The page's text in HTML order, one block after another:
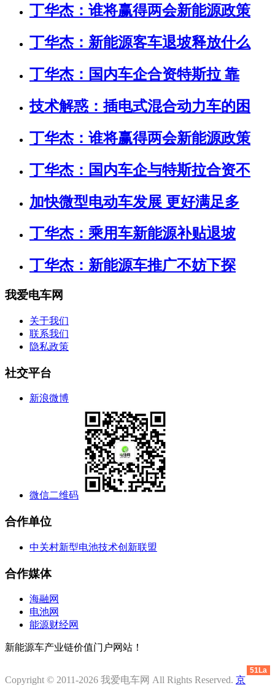
丁华杰：谁将赢得两会新能源政策
丁华杰：新能源客车退坡释放什么
丁华杰：国内车企合资特斯拉 靠
技术解惑：插电式混合动力车的困
丁华杰：谁将赢得两会新能源政策
丁华杰：国内车企与特斯拉合资不
加快微型电动车发展 更好满足多
丁华杰：乘用车新能源补贴退坡
丁华杰：新能源车推广不妨下探
我爱电车网
关于我们
联系我们
隐私政策
社交平台
新浪微博
微信二维码
合作单位
中关村新型电池技术创新联盟
合作媒体
海融网
电池网
能源财经网
新能源车产业链价值门户网站！
Copyright © 2011-2026 我爱电车网 All Rights Reserved. 京
51La